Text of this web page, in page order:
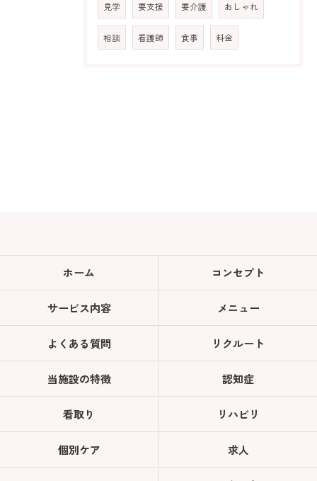
見学 要支援 要介護 おしゃれ
相談 看護師 食事 料金
ホーム コンセプト
サービス内容 メニュー
よくある質問 リクルート
当施設の特徴 認知症
看取り リハビリ
個別ケア 求人